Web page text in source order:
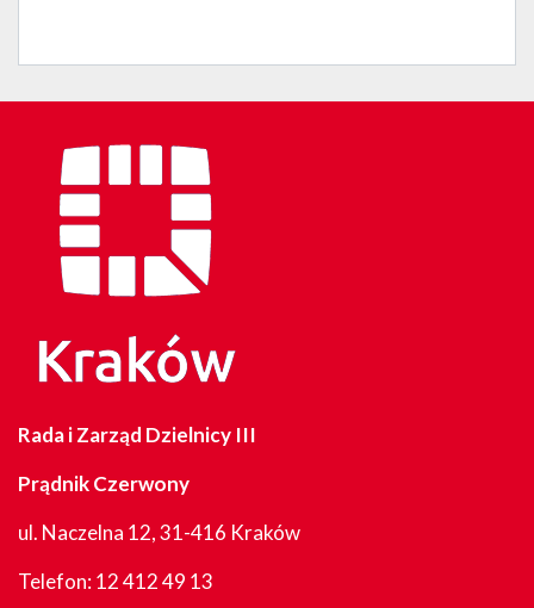
Rada i Zarząd Dzielnicy III
Prądnik Czerwony
ul. Naczelna 12, 31-416 Kraków
Telefon:12 412 49 13